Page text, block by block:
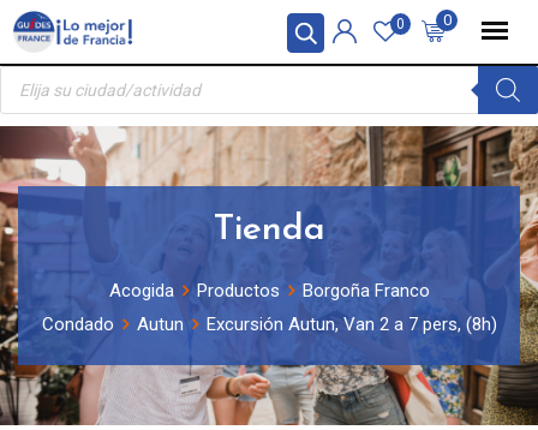
Panel de gestión de cookies
Skip
content
0
0
Búsqueda
productos
Tienda
Acogida Productos
Borgoña Franco
Condado
Autun Excursión Autun, Van 2 a 7 pers, (8h)